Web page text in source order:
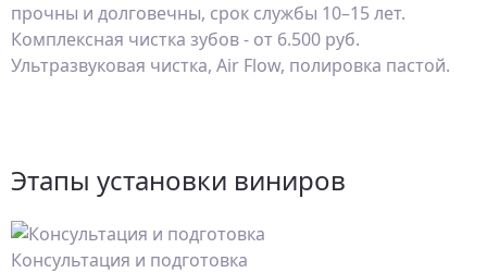
прочны и долговечны, срок службы 10–15 лет.
Комплексная чистка зубов - от 6.500 руб.
Ультразвуковая чистка, Air Flow, полировка пастой.
Этапы установки виниров
Консультация и подготовка